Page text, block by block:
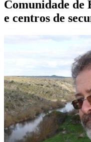
Comunidade de
e centros de